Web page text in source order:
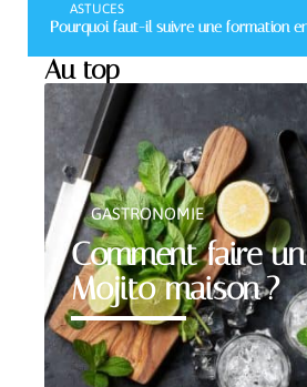
ASTUCES
Pourquoi faut-il suivre une formation
Au top
Comment faire
Mojito maison ?
GASTRONOMIE